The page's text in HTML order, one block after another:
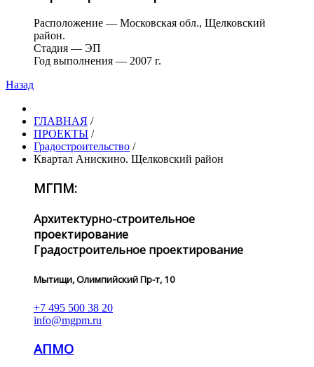
Расположение — Московская обл., Щелковский
район.
Стадия — ЭП
Год выполнения — 2007 г.
Назад
ГЛАВНАЯ /
ПРОЕКТЫ /
Градостроительство /
Квартал Анискино. Щелковский район
МГПМ:
Архитектурно-строительное
проектирование
Градостроительное проектирование
Мытищи, Олимпийский Пр-т, 10
+7 495 500 38 20
info@mgpm.ru
АПМО